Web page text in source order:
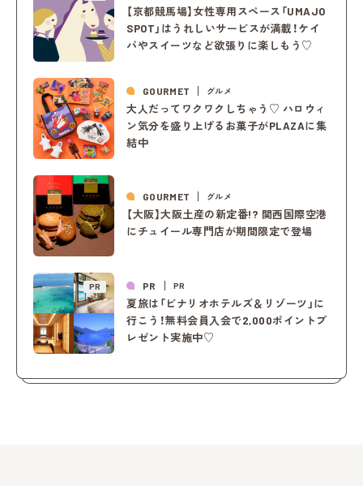
【京都競馬場】女性専用スペース「UMAJO
SPOT」はうれしいサービスが満載！ケイ
バやスイーツなど欲張りに楽しもう♡
GOURMET グルメ
大人だってワクワクしちゃう♡ ハロウィ
ン気分を盛り上げるお菓子がPLAZAに集
結中
GOURMET グルメ
【大阪】大阪土産の新定番!? 関西国際空港
にチュイール専門店が期間限定で登場
PR PR PR
夏旅は「ビナリオホテルズ＆リゾーツ」に
行こう！無料会員入会で2,000ポイントプ
レゼント実施中♡